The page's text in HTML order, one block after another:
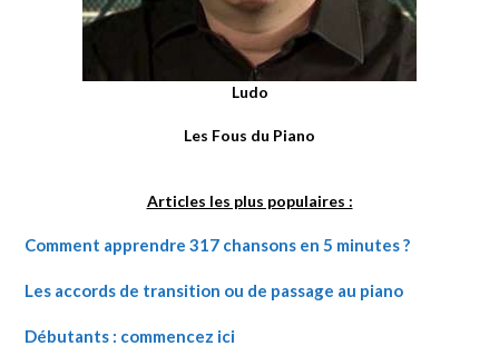
Ludo
Les Fous du Piano
Articles les plus populaires :
Comment apprendre 317 chansons en 5 minutes ?
Les accords de transition ou de passage au piano
Débutants : commencez ici